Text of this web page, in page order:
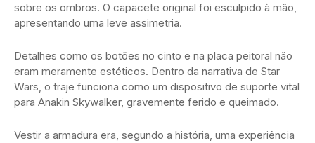
sobre os ombros. O capacete original foi esculpido à mão,
apresentando uma leve assimetria.
Detalhes como os botões no cinto e na placa peitoral não
eram meramente estéticos. Dentro da narrativa de Star
Wars, o traje funciona como um dispositivo de suporte vital
para Anakin Skywalker, gravemente ferido e queimado.
Vestir a armadura era, segundo a história, uma experiência